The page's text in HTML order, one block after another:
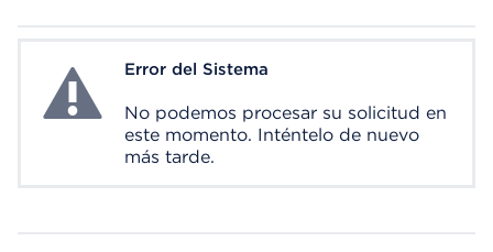
System ErrorError del Sistema
No podemos procesar su solicitud en
este momento. Inténtelo de nuevo
más tarde.